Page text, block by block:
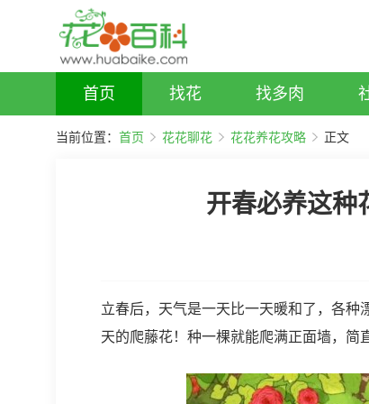
首页 找花 找多肉
当前位置： 首页 花花聊花 花花养花攻略 正文
开春必养这
立春后，天气是一天比一天暖和了，各
天的爬藤花！种一棵就能爬满正面墙，简